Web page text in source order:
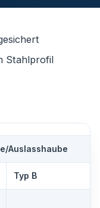
Stahlprofil
Auslasshaube
Typ B